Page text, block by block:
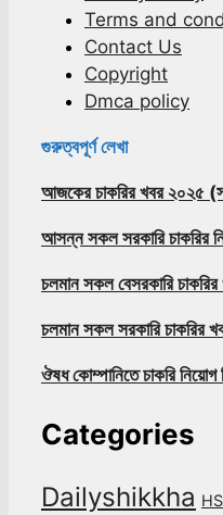
Terms and
Contact Us
Copyright
Dmca policy
গুরুত্বপূর্ণ লেখা
আজকের চাকরির খবর ২০২৫
আসন্ন সকল সরকারি চাকরির
চলমান সকল বেসরকারি
চলমান সকল সরকারি চাকরির
ঔষধ কোম্পানিতে চাকরি নিয়োগ
Categories
Dailyshikkha